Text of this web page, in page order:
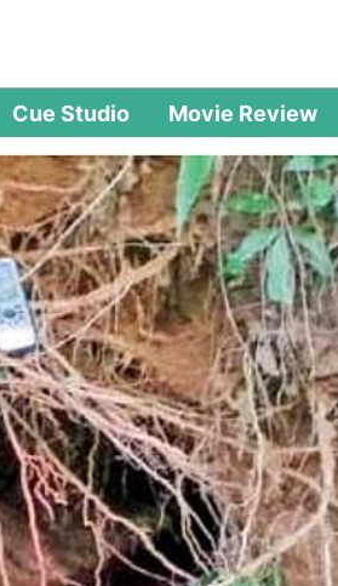
Cue Studio Movie Review